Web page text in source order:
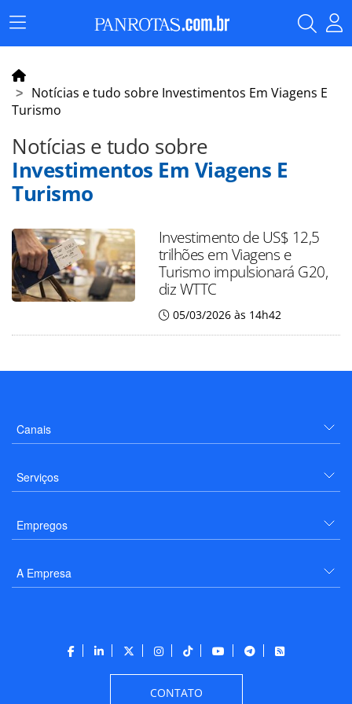
Menu
Principal
Notícias e tudo sobre Investimentos Em Viagens E
Turismo
Notícias e tudo sobre
Investimentos Em Viagens E
Turismo
Investimento de US$ 12,5
trilhões em Viagens e
Turismo impulsionará G20,
diz WTTC
05/03/2026 às 14h42
Canais
Serviços
Empregos
A Empresa
CONTATO